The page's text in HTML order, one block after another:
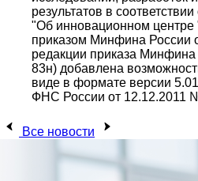
результатов в
"Об инновационном центре
приказом Минфина России
редакции приказа
83н) добавлена
виде в формате версии
ФНС России от 12.12.2011
Все новости